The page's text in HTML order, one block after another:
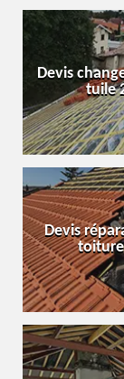
Devis
tuile
Devis